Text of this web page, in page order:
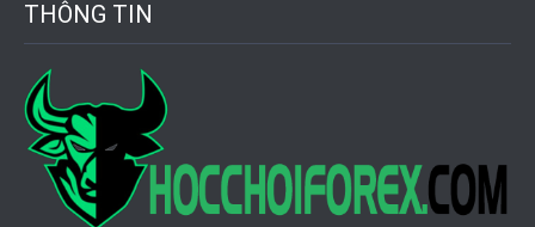
THÔNG TIN